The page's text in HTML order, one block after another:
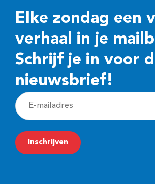
Elke zondag een
verhaal in je
Schrijf je in voor
nieuwsbrief!
E
-
m
a
Inschrijven